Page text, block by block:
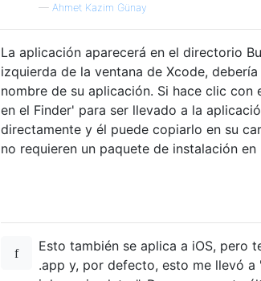
— Ahmet Kazim Günay
La aplicación aparecerá en el directorio
izquierda de la ventana de Xcode,
nombre de su aplicación. Si hace clic
en el Finder' para ser llevado a la
directamente y él puede copiarlo en su
no requieren un paquete de instalación en
Esto también se aplica a iOS, pero
.app y, por defecto, esto me llevó a